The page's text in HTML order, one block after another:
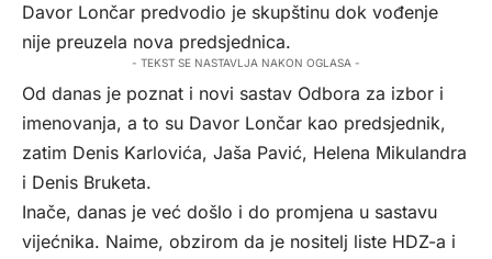
Davor Lončar predvodio je skupštinu dok vođenje
nije preuzela nova predsjednica.
- TEKST SE NASTAVLJA NAKON OGLASA -
Od danas je poznat i novi sastav Odbora za izbor i
imenovanja, a to su Davor Lončar kao predsjednik,
zatim Denis Karlovića, Jaša Pavić, Helena Mikulandra
i Denis Bruketa.
Inače, danas je već došlo i do promjena u sastavu
vijećnika. Naime, obzirom da je nositelj liste HDZ-a i